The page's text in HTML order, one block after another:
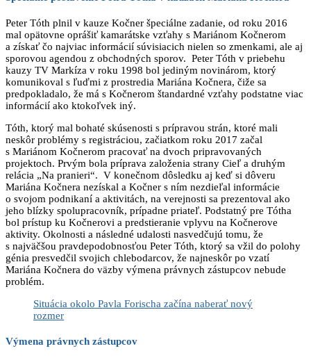
Peter Tóth plnil v kauze Kočner špeciálne zadanie, od roku 2016
mal opätovne oprášiť kamarátske vzťahy s Mariánom Kočnerom
a získať čo najviac informácií súvisiacich nielen so zmenkami, ale aj
sporovou agendou z obchodných sporov. Peter Tóth v priebehu
kauzy TV Markíza v roku 1998 bol jediným novinárom, ktorý
komunikoval s ľuďmi z prostredia Mariána Kočnera, čiže sa
predpokladalo, že má s Kočnerom štandardné vzťahy podstatne viac
informácií ako ktokoľvek iný.
Tóth, ktorý mal bohaté skúsenosti s prípravou strán, ktoré mali
neskôr problémy s registráciou, začiatkom roku 2017 začal
s Mariánom Kočnerom pracovať na dvoch pripravovaných
projektoch. Prvým bola príprava založenia strany Cieľ a druhým
relácia „Na pranieri“. V konečnom dôsledku aj keď si dôveru
Mariána Kočnera nezískal a Kočner s ním nezdieľal informácie
o svojom podnikaní a aktivitách, na verejnosti sa prezentoval ako
jeho blízky spolupracovník, prípadne priateľ. Podstatný pre Tótha
bol prístup ku Kočnerovi a predstieranie vplyvu na Kočnerove
aktivity. Okolnosti a následné udalosti nasvedčujú tomu, že
s najväčšou pravdepodobnosťou Peter Tóth, ktorý sa vžil do polohy
génia presvedčil svojich chlebodarcov, že najneskôr po vzatí
Mariána Kočnera do väzby výmena právnych zástupcov nebude
problém.
Situácia okolo Pavla Forischa začína naberať nový
rozmer
Výmena právnych zástupcov